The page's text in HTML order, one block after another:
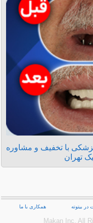
با تخفیف و مشاوره
تهران
در بیتوته همکاری با ما
Makan Inc.‎ All